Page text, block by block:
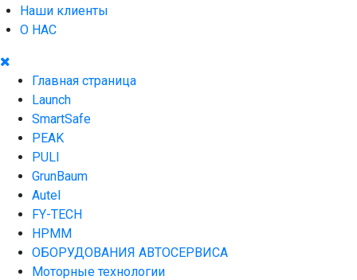
Наши клиенты
О НАС
Главная страница
Launch
SmartSafe
PEAK
PULI
GrunBaum
Autel
FY-TECH
HPMM
ОБОРУДОВАНИЯ АВТОСЕРВИСА
Моторные технологии